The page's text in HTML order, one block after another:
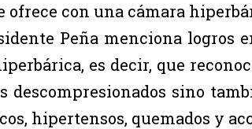
ofrece con una cámara
Peña menciona logros
es decir, que
descompresionados sino
hipertensos, quemados y